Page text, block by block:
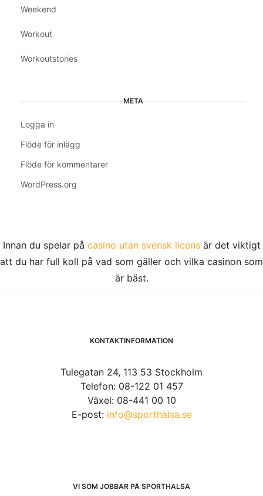
Weekend
Workout
Workoutstories
META
Logga in
Flöde för inlägg
Flöde för kommentarer
WordPress.org
Innan du spelar på casino utan svensk licensär det viktigt
att du har full koll på vad som gäller och vilka casinon som
är bäst.
KONTAKTINFORMATION
Tulegatan 24, 113 53 Stockholm
Telefon: 08-122 01 457
Växel: 08-441 00 10
E-post: info@sporthalsa.se
VI SOM JOBBAR PÅ SPORTHÄLSA